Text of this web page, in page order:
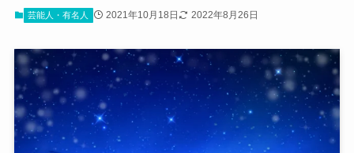
芸能人・有名人 2021年10月18日 2022年8月26日